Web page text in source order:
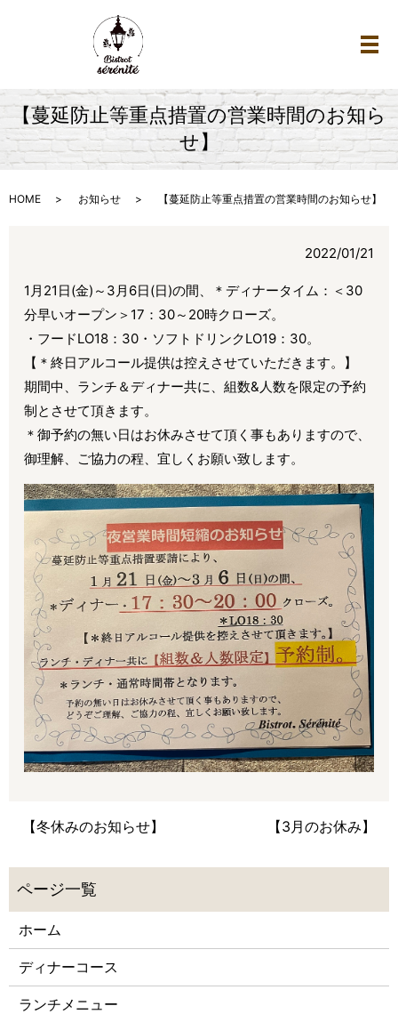
メ
【蔓延防止等重点措置の営業時間のお知ら
せ】
HOME お知らせ 【蔓延防止等重点措置の営業時間のお知らせ】
2022/01/21
1月21日(金)～3月6日(日)の間、
＊ディナータイム：＜30
分早いオープン＞17：30～20時クローズ。
・フードLO18：30・ソフトドリンクLO19：30。
【＊終日アルコール提供は控えさせていただきます。】
期間中、ランチ＆ディナー共に、組数&人数を限定の予約
制とさせて頂きます。
＊御予約の無い日はお休みさせて頂く事もありますので、
御理解、ご協力の程、宜しくお願い致します。
【冬休みのお知らせ】 【3月のお休み】
ホーム
ディナーコース
ランチメニュー